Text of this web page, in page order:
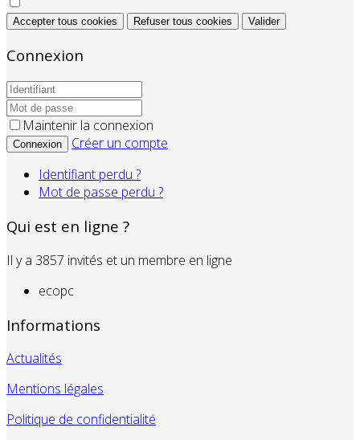
Accepter tous cookies Refuser tous cookies Valider
Connexion
Maintenir la connexion
Connexion
Créer un compte
Identifiant perdu ?
Mot de passe perdu ?
Qui est en ligne ?
Il y a 3857 invités et un membre en ligne
ecopc
Informations
Actualités
Mentions légales
Politique de confidentialité